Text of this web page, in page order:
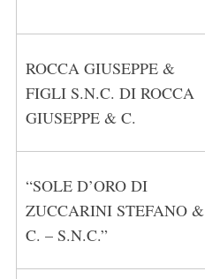
ROCCA GIUSEPPE &
FIGLI S.N.C. DI ROCCA
GIUSEPPE & C.
“SOLE D’ORO DI
ZUCCARINI STEFANO &
C. – S.N.C.”